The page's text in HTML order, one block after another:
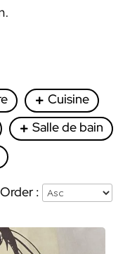
Cuisine
Salle de bain
Order :en béton
SALLE DE BAIN